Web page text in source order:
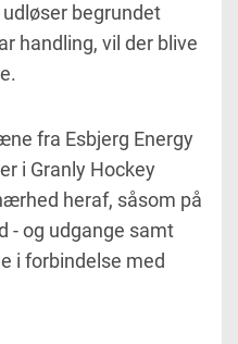
begrundet
handling, vil der blive
fra Esbjerg Energy
i Granly Hockey
heraf, såsom på
- og udgange samt
i forbindelse med